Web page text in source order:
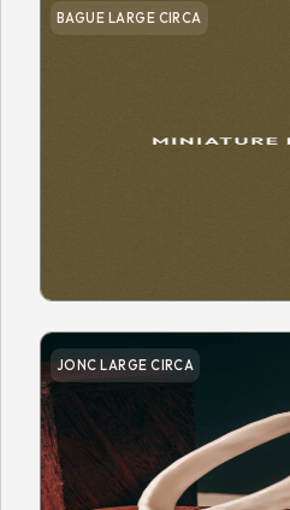
BAGUE LARGE CIRCA
JONC LARGE CIRCA